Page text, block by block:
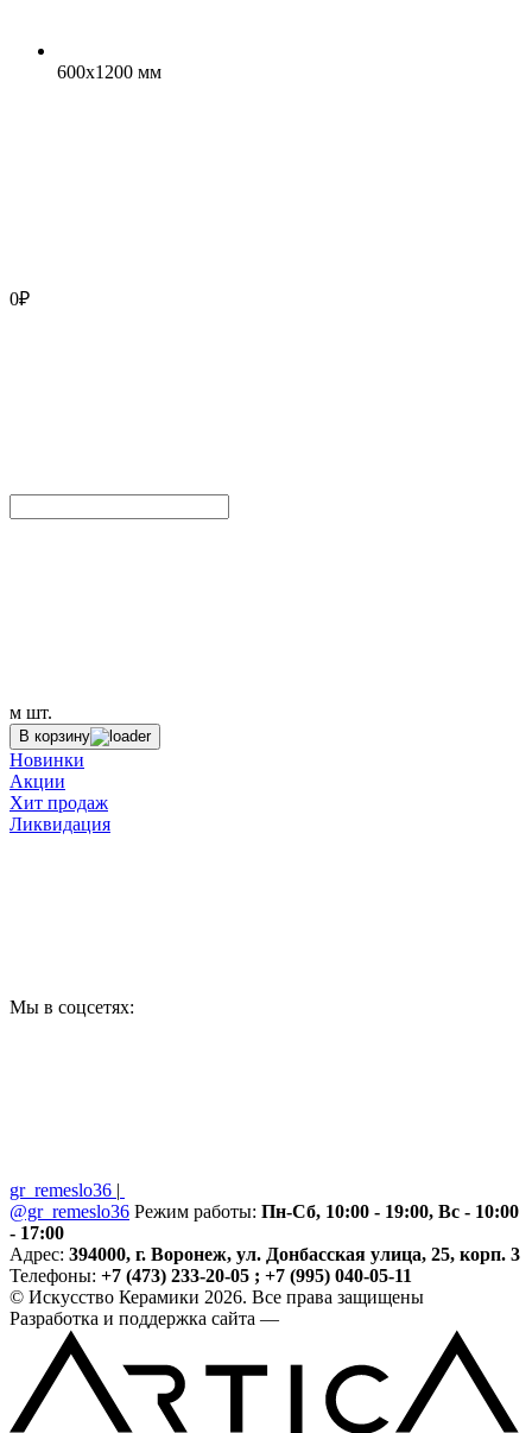
600x1200 мм
0₽
м шт.
В корзину
Новинки
Акции
Хит продаж
Ликвидация
Мы в соцсетях:
gr_remeslo36 |
@gr_remeslo36 Режим работы: Пн-Сб, 10:00 - 19:00, Вс - 10:00
- 17:00
Адрес: 394000, г. Воронеж, ул. Донбасская улица, 25, корп. 3
Телефоны: +7 (473) 233-20-05 ; +7 (995) 040-05-11
© Искусство Керамики 2026. Все права защищены
Разработка и поддержка сайта —